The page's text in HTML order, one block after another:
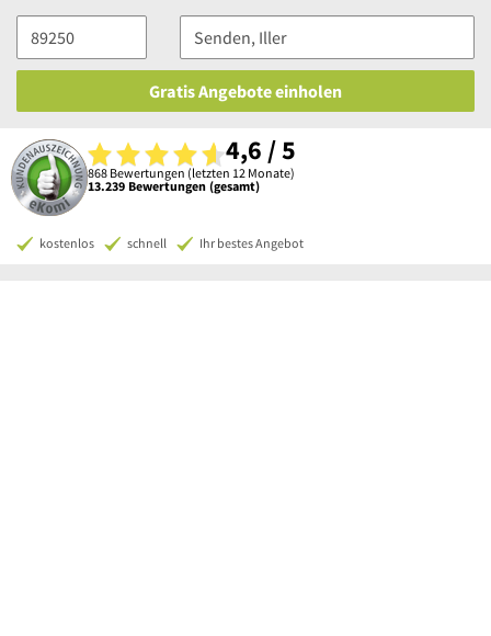
Gratis Angebote einholen
4,6 / 5
868 Bewertungen (letzten 12 Monate)
13.239 Bewertungen (gesamt)
kostenlos schnell Ihr bestes Angebot